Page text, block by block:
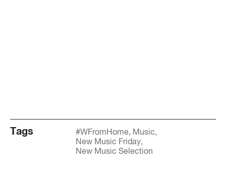
Tags #WFromHome Music
New Music Friday
New Music Selection